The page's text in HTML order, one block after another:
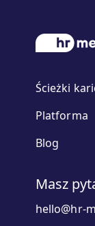
Ścieżki
Platforma
Blog
Masz
hello@hr-